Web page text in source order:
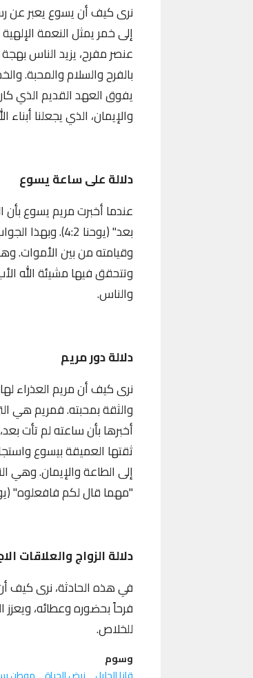
نرى كيف أن يسوع يعبر عن
إلى خمر يمثل النعمة
عنصر مفرح، يزيد الناس
بالفرح والسلام والمحبة.
يفوق العهد القديم الذي
والإيمان، الذي يجعلنا
دلالة على ساعة يسوع
عندما أخبرت مريم يسوع بأن
بعد"(يوحنا 4:2)
. وبهذا
وقيامته من بين الأموات.
وتتحقق فيها مشيئة الله
والناس.
دلالة دور مريم
نرى كيف أن مريم العذراء
والثقة بمحبته. فمريم هي
ثقتها العميقة بيسوع
إلى الطاعة والإيمان. وهي
"مهما قال لكم فافعلوه" (يوحنا
دلالة الزواج والعلاقات
في هذه الحادثة، نرى كيف
فرحاً بحضوره وعطائه، ويعزز
للخلاص.
وسوم